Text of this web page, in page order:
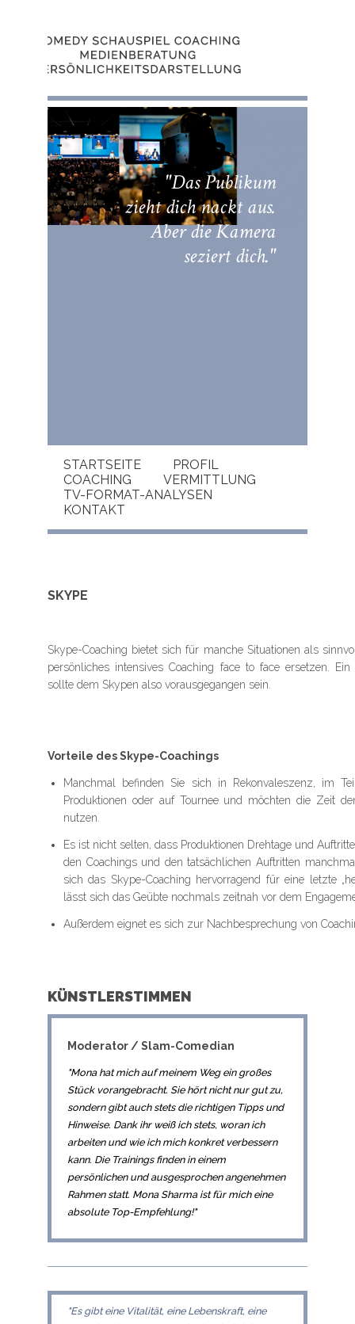
"Das Publikum
zieht dich nackt aus.
Aber die Kamera
seziert dich."
Navigation
überspringen
STARTSEITE
PROFIL
COACHING
VERMITTLUNG
TV-FORMAT-ANALYSEN
KONTAKT
SKYPE
Skype-Coaching bietet sich für manche Situationen als
persönliches intensives Coaching face to face ersetzen.
sollte dem Skypen also vorausgegangen sein.
Vorteile des Skype-Coachings
Manchmal befinden Sie sich in Rekonvaleszenz, im
Produktionen oder auf Tournee und möchten die Zeit
nutzen.
Es ist nicht selten, dass Produktionen Drehtage und
den Coachings und den tatsächlichen Auftritten
sich das Skype-Coaching hervorragend für eine letzte
lässt sich das Geübte nochmals zeitnah vor dem
Außerdem eignet es sich zur Nachbesprechung von
KÜNSTLERSTIMMEN
Moderator / Slam-Comedian
"Mona hat mich auf meinem Weg ein großes
Stück vorangebracht. Sie hört nicht nur gut zu,
sondern gibt auch stets die richtigen Tipps und
Hinweise. Dank ihr weiß ich stets, woran ich
arbeiten und wie ich mich konkret verbessern
kann. Die Trainings finden in einem
persönlichen und ausgesprochen angenehmen
Rahmen statt. Mona Sharma ist für mich eine
absolute Top-Empfehlung!"
"Es gibt eine Vitalität, eine Lebenskraft, eine